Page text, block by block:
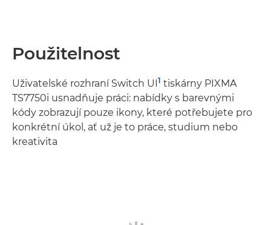
Použitelnost
Uživatelské rozhraní Switch UI1 tiskárny PIXMA
TS7750i usnadňuje práci: nabídky s barevnými
kódy zobrazují pouze ikony, které potřebujete pro
konkrétní úkol, ať už je to práce, studium nebo
kreativita